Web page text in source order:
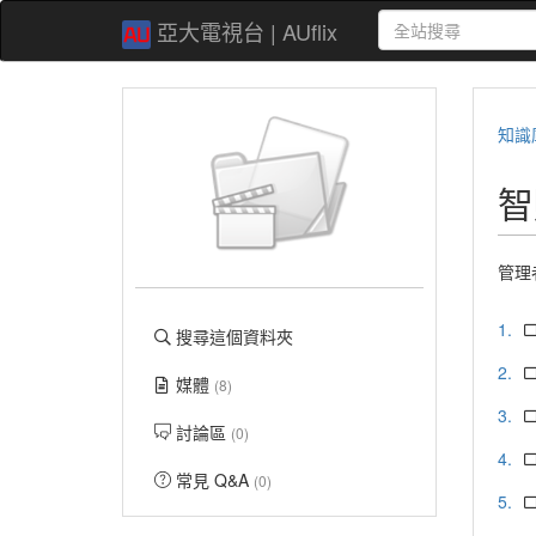
亞大電視台 | AUflix
搜尋這個資料夾
媒體 (8)
討論區 (0)
常見 Q&A (0)
知識
管理
1.
2.
3.
4.
5.